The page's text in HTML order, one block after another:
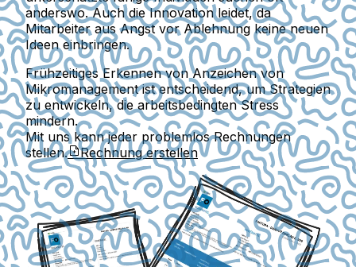
anderswo. Auch die Innovation leidet, da
Mitarbeiter aus Angst vor Ablehnung keine neuen
Ideen einbringen.
Frühzeitiges Erkennen von Anzeichen von
Mikromanagement ist entscheidend, um Strategien
zu entwickeln, die arbeitsbedingten Stress
mindern.
Mit uns kann jeder problemlos Rechnungen
stellen.
Rechnung erstellen